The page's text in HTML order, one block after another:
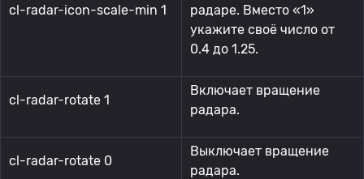
cl-radar-icon-scale-min 1
радаре. Вместо «1»
укажите своё число от
0.4 до 1.25.
cl-radar-rotate 1
Включает вращение
радара.
cl-radar-rotate 0
Выключает вращение
радара.